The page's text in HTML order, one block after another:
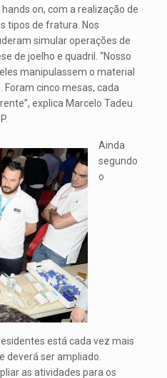
on, com a realização de
tipos de fratura. Nos
simular operações de
de joelho e quadril. “Nosso
manipulassem o material
cinco mesas, cada
explica Marcelo Tadeu
Ainda
segundo
o
está cada vez mais
deverá ser ampliado.
as atividades para os